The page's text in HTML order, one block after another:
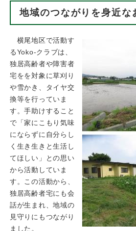
地域のつながりを身近な
横尾地区で活動す
るYoko-クラブは、
独居高齢者や障害者
宅をを対象に草刈り
や雪かき、タイヤ交
換等を行っていま
す。手助けすること
で「家にこもり気味
にならずに自分らし
く生き生きと生活し
てほしい」との思い
から活動していま
す。この活動から、
独居高齢者宅にも会
話が生まれ、地域の
見守りにもつながり
ました。